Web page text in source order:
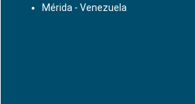
Mérida - Venezuela